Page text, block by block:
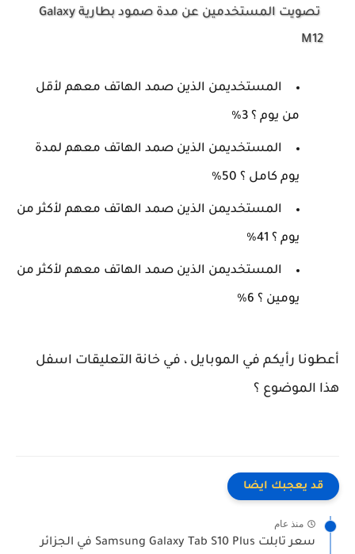
تصويت المستخدمين عن مدة صمود بطارية Galaxy
M12
المستخديمن الذين صمد الهاتف معهم لأقل
من يوم ؟ 3%
المستخديمن الذين صمد الهاتف معهم لمدة
يوم كامل ؟ 50%
المستخديمن الذين صمد الهاتف معهم لأكثر من
يوم ؟ 41%
المستخديمن الذين صمد الهاتف معهم لأكثر من
يومين ؟ 6%
أعطونا رأيكم في الموبايل ، في خانة التعليقات اسفل
هذا الموضوع ؟
قد يعجبك ايضا
منذ عام
سعر تابلت Samsung Galaxy Tab S10 Plus في الجزائر